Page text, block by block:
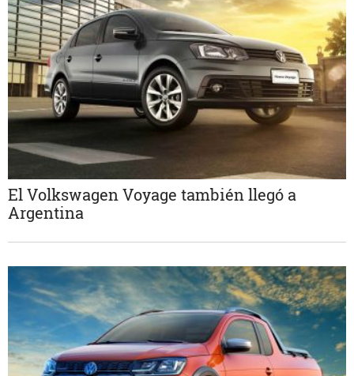
El Volkswagen Voyage también llegó a
Argentina